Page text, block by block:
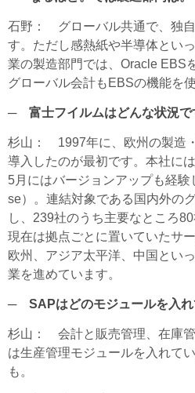
石野 ： グローバル共通で、独
す。ただし感熱紙や半導体とい
業の製造部門では、Oracle EBS
グローバル会計もEBSの機能を
─ 富士フイルムはどんな状況で
杉山 ： 1997年に、欧州の製造
導入したのが最初です。本社に
5月にはバージョンアップも経
se）。連結対象である国内外の
し、239社のうち主要なところ
現在は拠点ごとに置いていたサ
欧州、アジア太平洋、中国とい
業を進めています。
─ SAPはどのモジュールを入れ
杉山 ： 会計と販売管理、在庫
は生産管理モジュールを入れて
も。